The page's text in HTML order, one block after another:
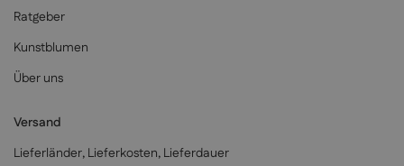
Ratgeber
Kunstblumen
Über uns
Versand
Lieferländer, Lieferkosten, Lieferdauer